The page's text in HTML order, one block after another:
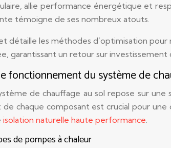
allie performance énergétique et
témoigne de ses nombreux atouts.
détaille les méthodes d’optimisation
garantissant un retour sur
fonctionnement du système de
de chauffage au sol repose sur
chaque composant est crucial pour
isolation naturelle haute performance.
de pompes à chaleur